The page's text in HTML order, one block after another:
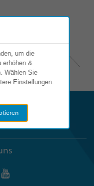
um die
erhöhen &
Wählen Sie
Einstellungen.